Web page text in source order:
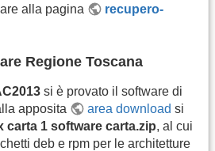
alla pagina
recupero-
Regione Toscana
si è provato il software di
apposita area download si
carta 1 software carta.zip, al cui
deb e rpm per le architetture